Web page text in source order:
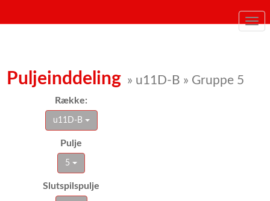
Puljeinddeling » u11D-B » Gruppe 5
Række:
u11D-B
Pulje
5
Slutspilspulje